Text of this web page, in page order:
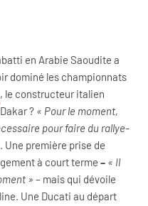
en Arabie Saoudite a
dominé les championnats
, le constructeur italien
? « Pour le moment,
pour faire du rallye-
Une première prise de
à court terme – « Il
» – mais qui dévoile
Une Ducati au départ